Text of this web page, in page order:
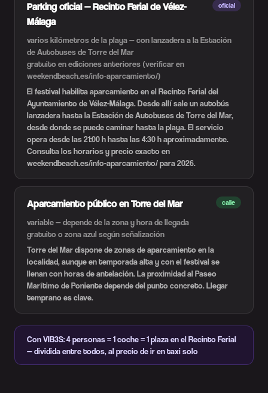
Parking oficial — Recinto Ferial de Vélez-
Málaga
oficial
varios kilómetros de la playa — con lanzadera a la Estación
de Autobuses de Torre del Mar
gratuito en ediciones anteriores (verificar en
weekendbeach.es/info-aparcamiento/)
El festival habilita aparcamiento en el Recinto Ferial del
Ayuntamiento de Vélez-Málaga. Desde allí sale un autobús
lanzadera hasta la Estación de Autobuses de Torre del Mar,
desde donde se puede caminar hasta la playa. El servicio
opera desde las 21:00 h hasta las 4:30 h aproximadamente.
Consulta los horarios y precio exacto en
weekendbeach.es/info-aparcamiento/ para 2026.
Aparcamiento público en Torre del Mar calle
variable — depende de la zona y hora de llegada
gratuito o zona azul según señalización
Torre del Mar dispone de zonas de aparcamiento en la
localidad, aunque en temporada alta y con el festival se
llenan con horas de antelación. La proximidad al Paseo
Marítimo de Poniente depende del punto concreto. Llegar
temprano es clave.
Con VIB3S: 4 personas = 1 coche = 1 plaza en el Recinto Ferial
— dividida entre todos, al precio de ir en taxi solo